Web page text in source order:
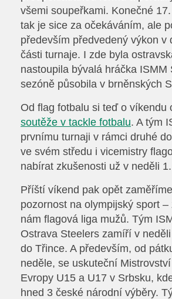
všemi soupeřkami. Konečné
tak je sice za očekáváním, ale
především předvedený výkon v
části turnaje. I zde byla
nastoupila bývalá hráčka
sezóně působila v brněnských
Od flag fotbalu si teď o víkendu
soutěže v tackle fotbalu. A tým
prvnímu turnaji v rámci druhé
ve svém středu i vicemistry
nabírat zkušenosti už v neděli
Příští víkend pak opět
pozornost na olympijský sport –
nám flagová liga mužů. Tým
Ostrava Steelers zamíří v
do Třince. A především, od
neděle, se uskuteční Mistrovství
Evropy U15 a U17 v Srbsku,
hned 3 české národní výběry.